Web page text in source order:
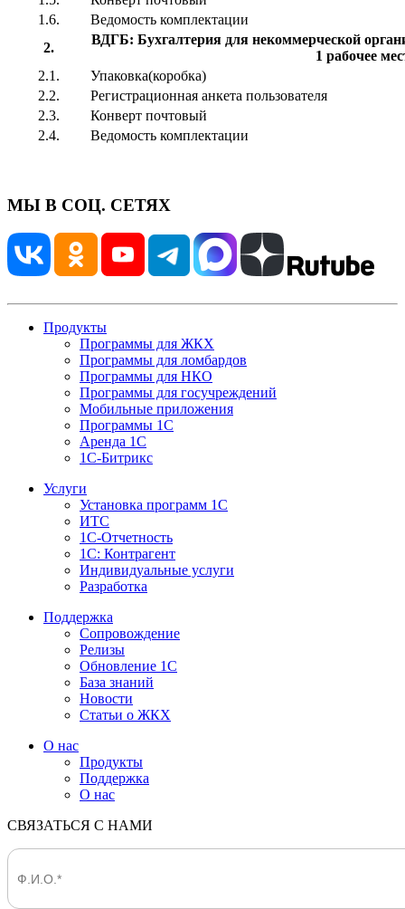
1.6.
Ведомость комплектации
2.
ВДГБ: Бухгалтерия для некоммерческой
1 рабочее
2.1.
Упаковка(коробка)
2.2.
Регистрационная анкета пользователя
2.3.
Конверт почтовый
2.4. Ведомость комплектации
МЫ В СОЦ. СЕТЯХ
Продукты
Программы для ЖКХ
Программы для ломбардов
Программы для НКО
Программы для госучреждений
Мобильные приложения
Программы 1С
Аренда 1С
1С-Битрикс
Услуги
Установка программ 1С
ИТС
1С-Отчетность
1С: Контрагент
Индивидуальные услуги
Разработка
Поддержка
Сопровождение
Релизы
Обновление 1С
База знаний
Новости
Статьи о ЖКХ
О нас
Продукты
Поддержка
О нас
СВЯЗАТЬСЯ С НАМИ